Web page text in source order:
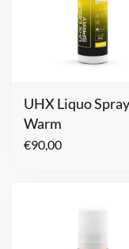
UHX Liquo Spray
Warm
€90,00